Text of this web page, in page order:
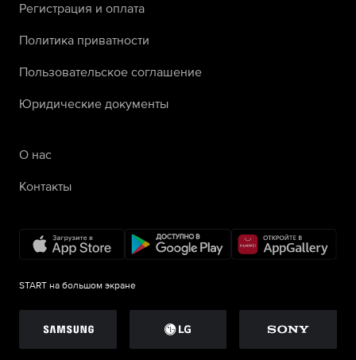
Регистрация и оплата
Политика приватности
Пользовательское соглашение
Юридические документы
О нас
Контакты
START на большом экране